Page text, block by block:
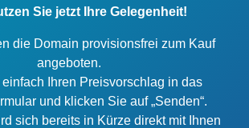
Sie jetzt Ihre Gelegenheit!
die Domain provisionsfrei zum Kauf
angeboten.
Ihren Preisvorschlag in das
und klicken Sie auf „Senden“.
sich bereits in Kürze direkt mit Ihnen